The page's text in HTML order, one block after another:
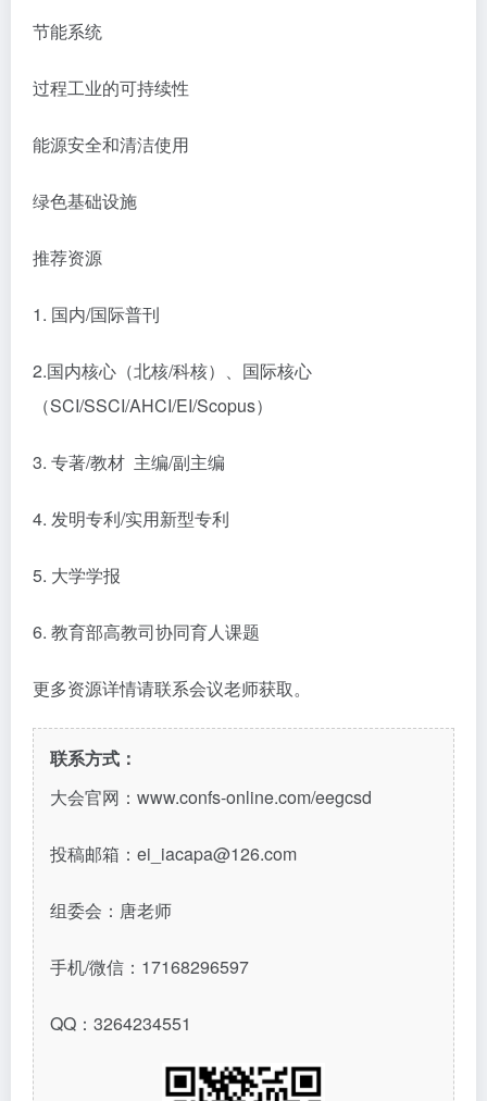
节能系统
过程工业的可持续性
能源安全和清洁使用
绿色基础设施
推荐资源
1. 国内/国际普刊
2.国内核心（北核/科核）、国际核心
（SCI/SSCI/AHCI/EI/Scopus）
3. 专著/教材 主编/副主编
4. 发明专利/实用新型专利
5. 大学学报
6. 教育部高教司协同育人课题
更多资源详情请联系会议老师获取。
联系方式：
大会官网：www.confs-online.com/eegcsd
投稿邮箱：ei_iacapa@126.com
组委会：唐老师
手机/微信：17168296597
QQ：3264234551